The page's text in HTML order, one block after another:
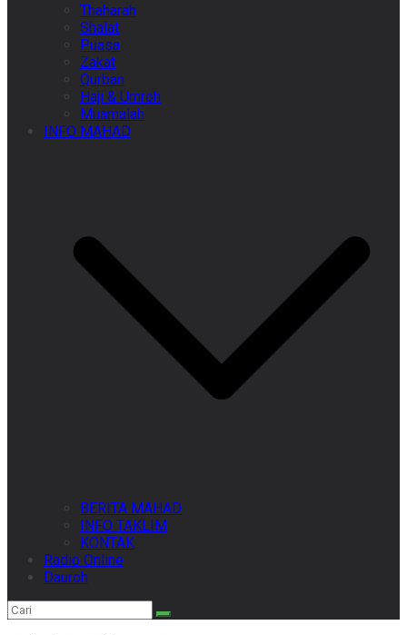
Thaharah
Shalat
Puasa
Zakat
Qurban
Haji & Umroh
Muamalah
INFO MAHAD
BERITA MAHAD
INFO TAKLIM
KONTAK
Radio Online
Dauroh